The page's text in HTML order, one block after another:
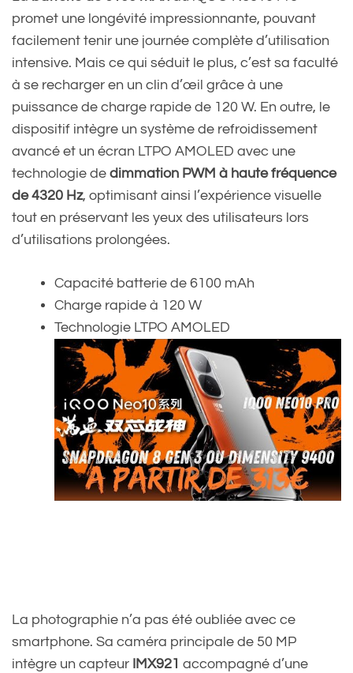
promet une longévité impressionnante, pouvant
facilement tenir une journée complète d’utilisation
intensive. Mais ce qui séduit le plus, c’est sa faculté
à se recharger en un clin d’œil grâce à une
puissance de charge rapide de 120 W. En outre, le
dispositif intègre un système de refroidissement
avancé et un écran LTPO AMOLED avec une
technologie de dimmation PWM à haute fréquence
de 4320 Hz, optimisant ainsi l’expérience visuelle
tout en préservant les yeux des utilisateurs lors
d’utilisations prolongées.
Capacité batterie de 6100 mAh
Charge rapide à 120 W
Technologie LTPO AMOLED
La photographie n’a pas été oubliée avec ce
smartphone. Sa caméra principale de 50 MP
intègre un capteur IMX921 accompagné d’une